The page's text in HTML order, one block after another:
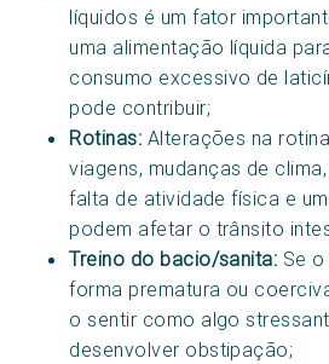
líquidos é um fator
uma alimentação líquida
consumo excessivo de
pode contribuir;
Rotinas: Alterações na
viagens, mudanças de
falta de atividade física e
podem afetar o trânsito
Treino do bacio/sanita: Se
forma prematura ou
o sentir como algo
desenvolver obstipação;